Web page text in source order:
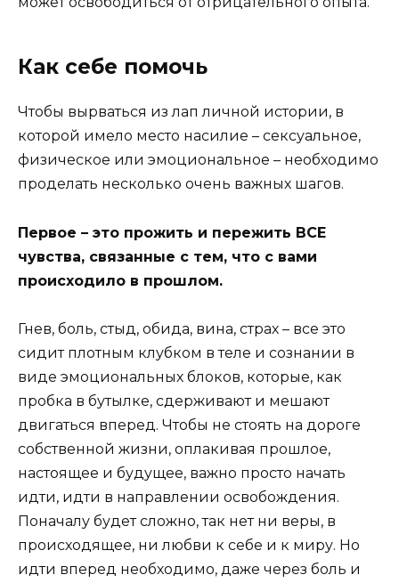
Как себе помочь
Чтобы вырваться из лап личной истории, в
которой имело место насилие – сексуальное,
физическое или эмоциональное – необходимо
проделать несколько очень важных шагов.
Первое – это прожить и пережить ВСЕ
чувства, связанные с тем, что с вами
происходило в прошлом.
Гнев, боль, стыд, обида, вина, страх – все это
сидит плотным клубком в теле и сознании в
виде эмоциональных блоков, которые, как
пробка в бутылке, сдерживают и мешают
двигаться вперед. Чтобы не стоять на дороге
собственной жизни, оплакивая прошлое,
настоящее и будущее, важно просто начать
идти, идти в направлении освобождения.
Поначалу будет сложно, так нет ни веры, в
происходящее, ни любви к себе и к миру. Но
идти вперед необходимо, даже через боль и